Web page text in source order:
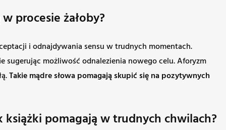
procesie żałoby?
i odnajdywania sensu w trudnych momentach.
sugerując możliwość odnalezienia nowego celu. Aforyzm
Takie mądre słowa pomagają skupić się na pozytywnych
książki pomagają w trudnych chwilach?